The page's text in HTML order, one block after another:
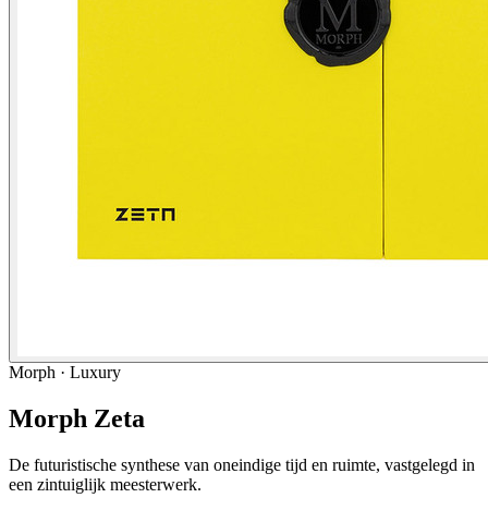
Morph · Luxury
Morph Zeta
De futuristische synthese van oneindige tijd en ruimte, vastgelegd in
een zintuiglijk meesterwerk.